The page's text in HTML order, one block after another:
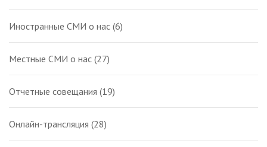
Иностранные СМИ о нас (6)
Местные СМИ о нас (27)
Отчетные совещания (19)
Онлайн-трансляция (28)